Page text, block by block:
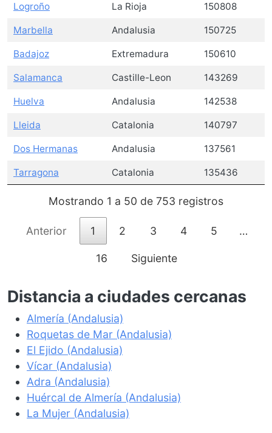
Logroño La Rioja 150808
Marbella Andalusia 150725
Badajoz Extremadura 150610
Salamanca Castille-Leon 143269
Huelva Andalusia 142538
Lleida Catalonia 140797
Dos Hermanas Andalusia 137561
Tarragona Catalonia 135436
Mostrando 1 a 50 de 753 registros
Anterior 1 2 3 4 5 …
16 Siguiente
Distancia a ciudades cercanas
Almería (Andalusia)
Roquetas de Mar (Andalusia)
El Ejido (Andalusia)
Vícar (Andalusia)
Adra (Andalusia)
Huércal de Almería (Andalusia)
La Mujer (Andalusia)